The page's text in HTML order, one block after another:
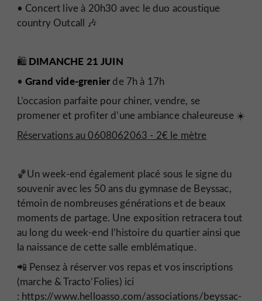
• Concert live à 20h30 avec le duo acoustique
country Outcall 🎶
🛍️ DIMANCHE 21 JUIN
•Grand vide-grenierde 7h à 17h
L’occasion parfaite pour chiner, vendre, se
promener et profiter d’une ambiance chaleureuse ☀️
Réservations au 0608062063 - 2€ le mètre
🏀Un week-end également placé sous le signe du
souvenir avec les 50 ans du gymnase de Beyssac,
témoin de nombreuses générations et de beaux
moments de partage. Une exposition retracera tout
au long du week-end l’histoire du quartier ainsi que
la naissance de cette salle emblématique.
📲 Pensez à réserver vos repas et vos inscriptions
(marche & Tracto’Folies) ici
: https://www.helloasso.com/associations/beyssac-